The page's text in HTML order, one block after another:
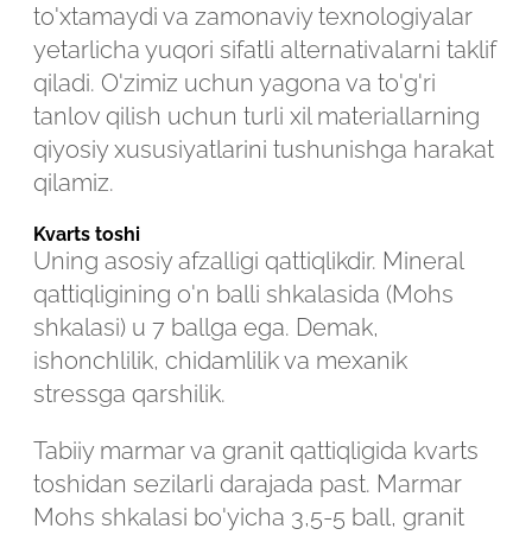
to'xtamaydi va zamonaviy texnologiyalar
yetarlicha yuqori sifatli alternativalarni taklif
qiladi. O'zimiz uchun yagona va to'g'ri
tanlov qilish uchun turli xil materiallarning
qiyosiy xususiyatlarini tushunishga harakat
qilamiz.
Kvarts toshi
Uning asosiy afzalligi qattiqlikdir. Mineral
qattiqligining o'n balli shkalasida (Mohs
shkalasi) u 7 ballga ega. Demak,
ishonchlilik, chidamlilik va mexanik
stressga qarshilik.
Tabiiy marmar va granit qattiqligida kvarts
toshidan sezilarli darajada past. Marmar
Mohs shkalasi bo'yicha 3,5-5 ball, granit
Robot emasligingizni tasdiqlang
ARIZANI YUBORISH
Robot emasligingizni tasdiqlang
LOYIHANI YUBORISH
Robot emasligingizni tasdiqlang
YUBORISH